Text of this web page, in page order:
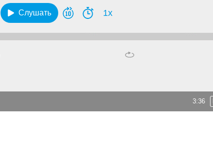
Слушать 1x
3:36